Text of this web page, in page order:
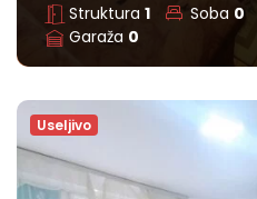
Struktura1 Soba 0
Garaža 0
Useljivo